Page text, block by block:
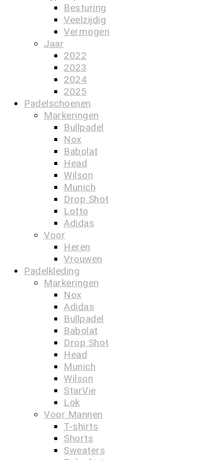
Besturing
Veelzijdig
Vermogen
Jaar
2022
2023
2024
2025
Padelschoenen
Markeringen
Bullpadel
Nox
Babolat
Head
Wilson
Munich
Drop Shot
Lotto
Adidas
Voor
Heren
Vrouwen
Padelkleding
Markeringen
Nox
Adidas
Bullpadel
Babolat
Drop Shot
Head
Munich
Wilson
StarVie
Lok
Voor Mannen
T-shirts
Shorts
Sweaters